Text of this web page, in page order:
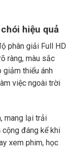
hiệu quả
phân giải Full HD
ràng, màu sắc
giảm thiểu ánh
việc ngoài trời
mang lại trải
đáng kể khi
xem phim, học